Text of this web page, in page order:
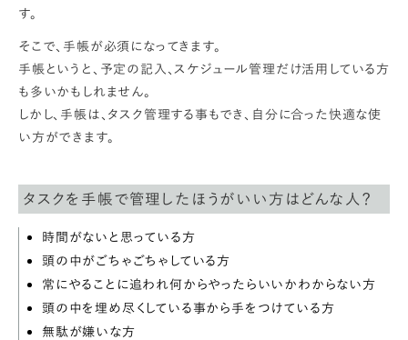
す。
そこで、手帳が必須になってきます。
手帳というと、予定の記入、スケジュール管理だけ活用している方
も多いかもしれません。
しかし、手帳は、タスク管理する事もでき、自分に合った快適な使
い方ができます。
タスクを手帳で管理したほうがいい方はどんな人？
時間がないと思っている方
頭の中がごちゃごちゃしている方
常にやることに追われ何からやったらいいかわからない方
頭の中を埋め尽くしている事から手をつけている方
無駄が嫌いな方